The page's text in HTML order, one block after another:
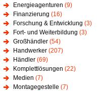
Energieagenturen (9)
Finanzierung (16)
Forschung & Entwicklung (3)
Fort- und Weiterbildung (3)
Großhändler (54)
Handwerker (207)
Händler (69)
Komplettlösungen (22)
Medien (7)
Montagegestelle (7)